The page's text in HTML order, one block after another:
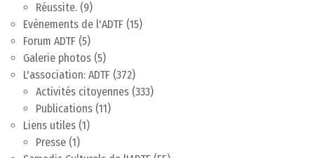
Réussite. (9)
Evènements de l'ADTF (15)
Forum ADTF (5)
Galerie photos (5)
L'association: ADTF (372)
Activités citoyennes (333)
Publications (11)
Liens utiles (1)
Presse (1)